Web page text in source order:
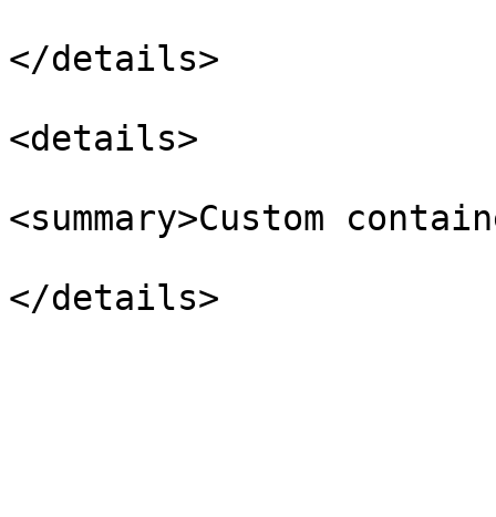
</details>
<details>
<summary>Custom